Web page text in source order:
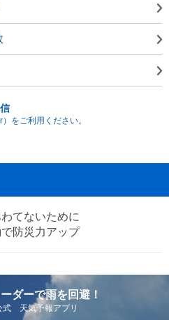
をご利用ください。
てないために
防災力アップ
ダーで雨を回避！
式 天気予報アプリ